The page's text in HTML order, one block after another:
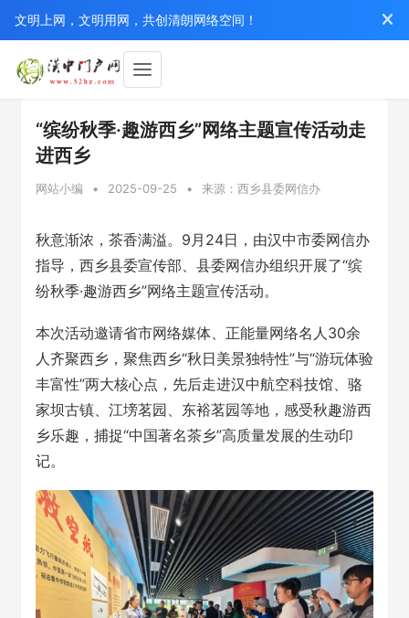
文明上网，文明用网，共创清朗网络空间！
“缤纷秋季·趣游西乡”网络主题宣传活动走
进西乡
网站小编 • 2025-09-25 • 来源：西乡县委网信办
秋意渐浓，茶香满溢。9月24日，由汉中市委网信办
指导，西乡县委宣传部、县委网信办组织开展了“缤
纷秋季·趣游西乡”网络主题宣传活动。
本次活动邀请省市网络媒体、正能量网络名人30余
人齐聚西乡，聚焦西乡“秋日美景独特性”与“游玩体验
丰富性”两大核心点，先后走进汉中航空科技馆、骆
家坝古镇、江塝茗园、东裕茗园等地，感受秋趣游西
乡乐趣，捕捉“中国著名茶乡”高质量发展的生动印
记。